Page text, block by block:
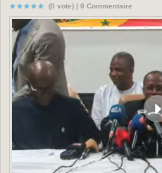
(0 vote) | 0 Commentaire